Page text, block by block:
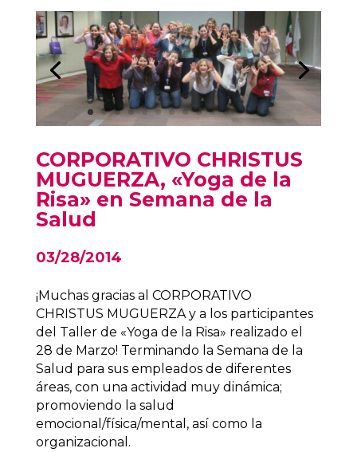
CORPORATIVO CHRISTUS
MUGUERZA, «Yoga de la
Risa» en Semana de la
Salud
03/28/2014
¡Muchas gracias al CORPORATIVO
CHRISTUS MUGUERZA y a los participantes
del Taller de «Yoga de la Risa» realizado el
28 de Marzo! Terminando la Semana de la
Salud para sus empleados de diferentes
áreas, con una actividad muy dinámica;
promoviendo la salud
emocional/física/mental, así como la
organizacional.